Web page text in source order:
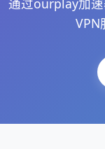
通过ourplay加
VPN